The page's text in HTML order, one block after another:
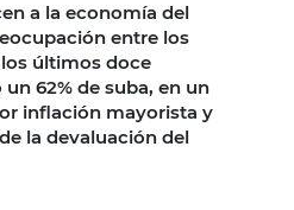
a la economía del
entre los
últimos doce
62% de suba, en un
inflación mayorista y
la devaluación del